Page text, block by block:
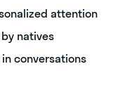
attention
natives
conversations